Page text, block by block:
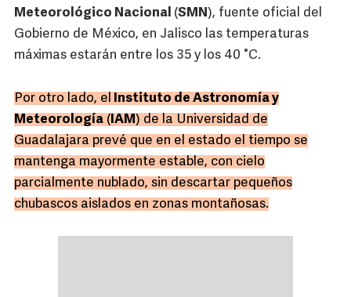
Meteorológico Nacional (SMN), fuente oficial del
Gobierno de México, en Jalisco las temperaturas
máximas estarán entre los 35 y los 40 °C.
Por otro lado, el Instituto de Astronomía y
Meteorología (IAM) de la Universidad de
Guadalajara prevé que en el estado el tiempo se
mantenga mayormente estable, con cielo
parcialmente nublado, sin descartar pequeños
chubascos aislados en zonas montañosas.